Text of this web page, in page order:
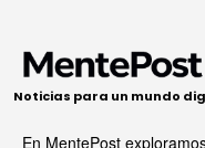
Noticias para un mundo
En MentePost